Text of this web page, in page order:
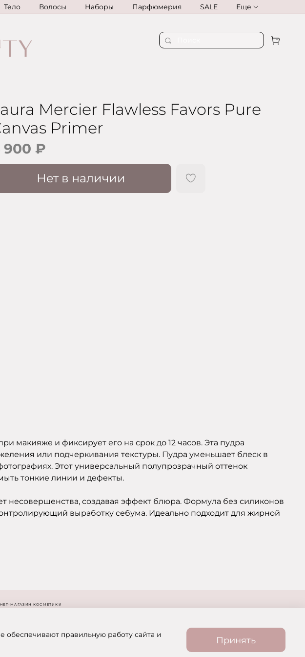
Тело Волосы Наборы Парфюмерия SALE Еще
Mercier Flawless Favors Pure
Primer
900 ₽
Нет в наличии
макияже и фиксирует его на срок до 12 часов. Эта пудра
или подчеркивания текстуры. Пудра уменьшает блеск в
Этот универсальный полупрозрачный оттенок
тонкие линии и дефекты.
несовершенства, создавая эффект блюра. Формула без силиконов
выработку себума. Идеально подходит для жирной
МАГАЗИН КОСМЕТИКИ
обеспечивают правильную работу сайта и
Принять